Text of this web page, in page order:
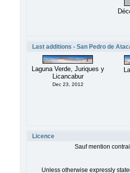
Last additions - San Pedro de
Laguna Verde, Juriques y
Licancabur
Dec 23, 2012
Licence
Sauf mention
Unless otherwise expressly